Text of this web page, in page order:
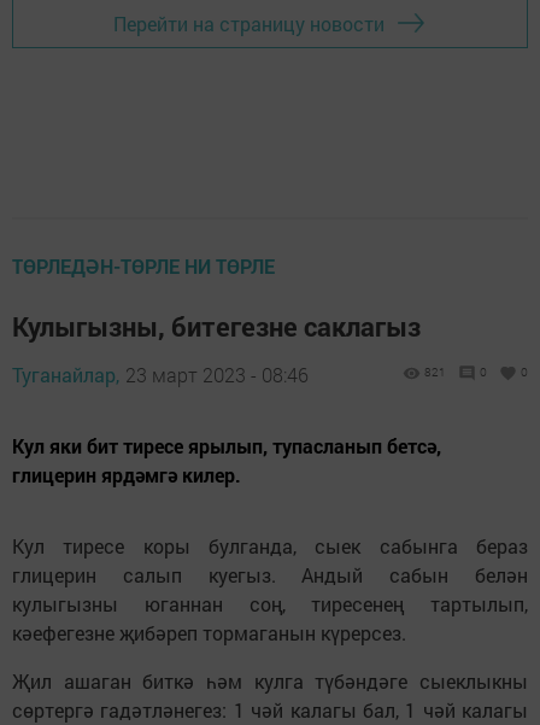
Перейти на страницу новости
ТӨРЛЕДӘН-ТӨРЛЕ НИ ТӨРЛЕ
Кулыгызны, битегезне саклагыз
Туганайлар, 23 март 2023 - 08:46 821 0 0
Кул яки бит тиресе ярылып, тупасланып бетсә,
глицерин ярдәмгә килер.
Кул тиресе коры булганда, сыек сабынга бераз
глицерин салып куегыз. Андый сабын белән
кулыгызны юганнан соң, тиресенең тартылып,
кәефегезне җибәреп тормаганын күрерсез.
Җил ашаган биткә һәм кулга түбәндәге сыеклыкны
сөртергә гадәтләнегез: 1 чәй калагы бал, 1 чәй калагы